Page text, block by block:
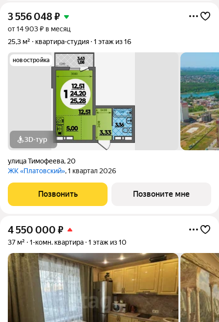
3 556 048₽
от 14 903 ₽ в месяц
25,3 м²
квартира-студия 1 этаж из 16
новостройка
3D-тур
улица Тимофеева, 20
ЖК «Платовский», 1 квартал 2026
Позвонить Позвоните мне
4 550 000 ₽
37 м² 1-комн. квартира 1 этаж из 10